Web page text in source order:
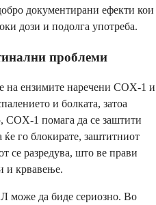
документирани ефекти кои
дози и подолга употреба.
проблеми
на ензимите наречени COX-1 и
и болката, затоа
1 помага да се заштити
ќе го блокирате, заштитниот
се разредува, што ве прави
и крвавење.
може да биде сериозно. Во